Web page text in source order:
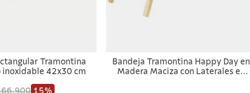
Tramontina
inoxidable 42x30 cm
15%
Bandeja Tramontina Happy Day en
Madera Maciza con Laterales en